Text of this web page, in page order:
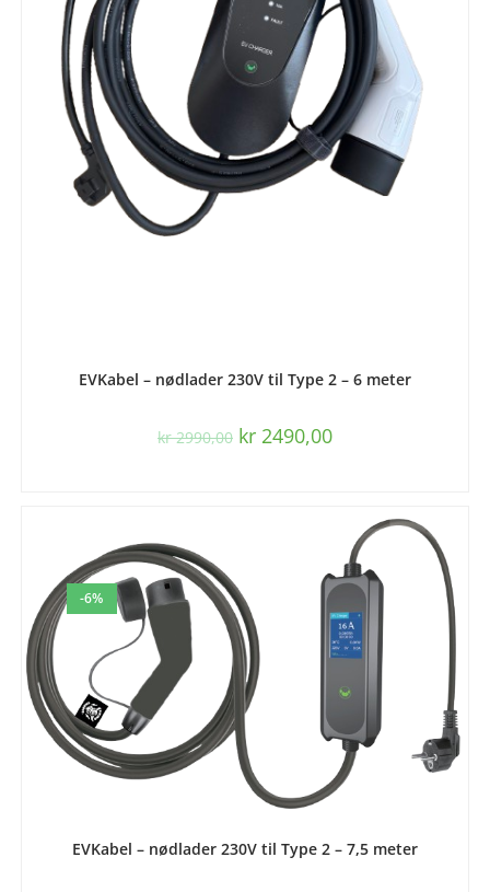
EVKabel – nødlader 230V til Type 2 – 6 meter
kr2990,00 kr 2490,00
-6%
EVKabel – nødlader 230V til Type 2 – 7,5 meter